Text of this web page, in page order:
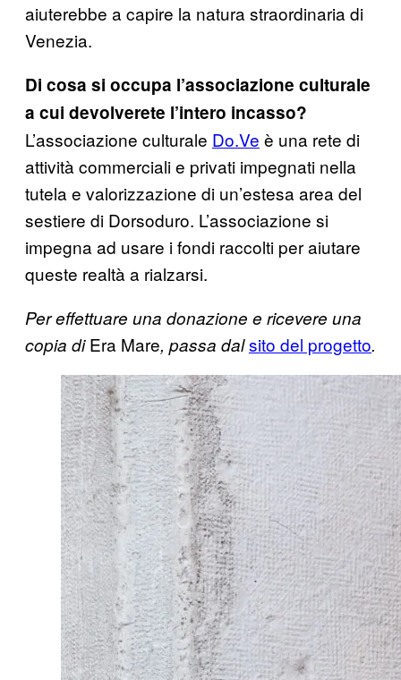
aiuterebbe a capire la natura straordinaria di
Venezia.
Di cosa si occupa l’associazione culturale
a cui devolverete l’intero incasso?
L’associazione culturale Do.Ve è una rete di
attività commerciali e privati impegnati nella
tutela e valorizzazione di un’estesa area del
sestiere di Dorsoduro. L’associazione si
impegna ad usare i fondi raccolti per aiutare
queste realtà a rialzarsi.
Per effettuare una donazione e ricevere una
copia diEra Mare, passa dalsito del progetto.